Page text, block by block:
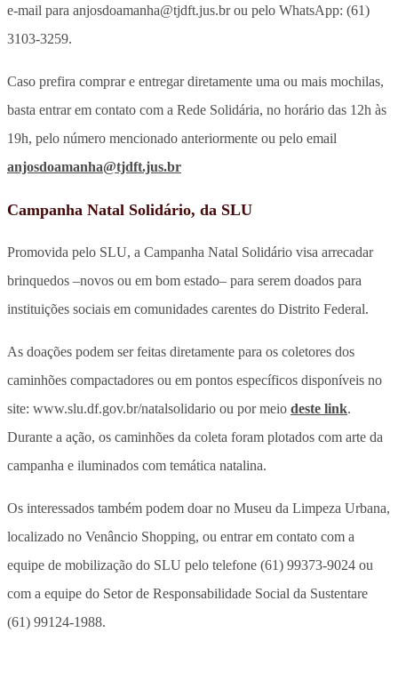
e-mail para anjosdoamanha@tjdft.jus.br ou pelo WhatsApp: (61)
3103-3259.
Caso prefira comprar e entregar diretamente uma ou mais mochilas,
basta entrar em contato com a Rede Solidária, no horário das 12h às
19h, pelo número mencionado anteriormente ou pelo email
anjosdoamanha@tjdft.jus.br
Campanha Natal Solidário, da SLU
Promovida pelo SLU, a Campanha Natal Solidário visa arrecadar
brinquedos –novos ou em bom estado– para serem doados para
instituições sociais em comunidades carentes do Distrito Federal.
As doações podem ser feitas diretamente para os coletores dos
caminhões compactadores ou em pontos específicos disponíveis no
site: www.slu.df.gov.br/natalsolidario ou por meio deste link.
Durante a ação, os caminhões da coleta foram plotados com arte da
campanha e iluminados com temática natalina.
Os interessados também podem doar no Museu da Limpeza Urbana,
localizado no Venâncio Shopping, ou entrar em contato com a
equipe de mobilização do SLU pelo telefone (61) 99373-9024 ou
com a equipe do Setor de Responsabilidade Social da Sustentare
(61) 99124-1988.